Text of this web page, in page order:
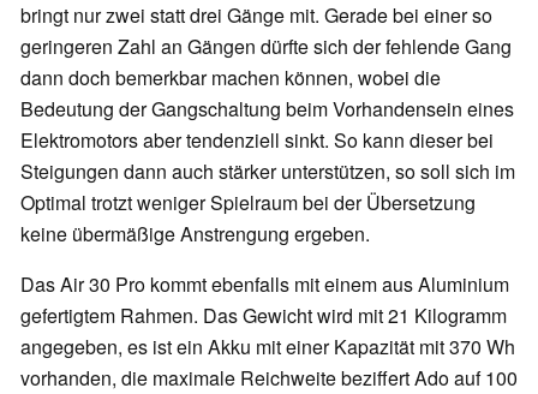
bringt nur zwei statt drei Gänge mit. Gerade bei einer so
geringeren Zahl an Gängen dürfte sich der fehlende Gang
dann doch bemerkbar machen können, wobei die
Bedeutung der Gangschaltung beim Vorhandensein eines
Elektromotors aber tendenziell sinkt. So kann dieser bei
Steigungen dann auch stärker unterstützen, so soll sich im
Optimal trotzt weniger Spielraum bei der Übersetzung
keine übermäßige Anstrengung ergeben.
Das Air 30 Pro kommt ebenfalls mit einem aus Aluminium
gefertigtem Rahmen. Das Gewicht wird mit 21 Kilogramm
angegeben, es ist ein Akku mit einer Kapazität mit 370 Wh
vorhanden, die maximale Reichweite beziffert Ado auf 100